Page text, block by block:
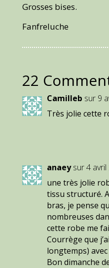
Grosses bises.
Fanfreluche
22
Camilleb sur 9
Très jolie cette
anaey sur 4
une très jolie
tissu structuré.
bras, je pense
nombreuses
cette robe me
Courrège que
longtemps)
Bon dimanche